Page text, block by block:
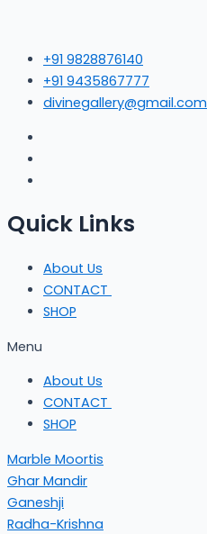
+91 9828876140
+91 9435867777
divinegallery@gmail.com
Quick Links
About Us
CONTACT
SHOP
Menu
About Us
CONTACT
SHOP
Marble Moortis
Ghar Mandir
Ganeshji
Radha-Krishna